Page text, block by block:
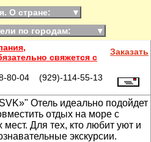
О стране:
▼
по городам:
▼
свяжется с
80-04 (929)-114-55-13
Заказать
Отель идеально подойдет
отдых на море с
Для тех, кто любит уют и
экскурсии.